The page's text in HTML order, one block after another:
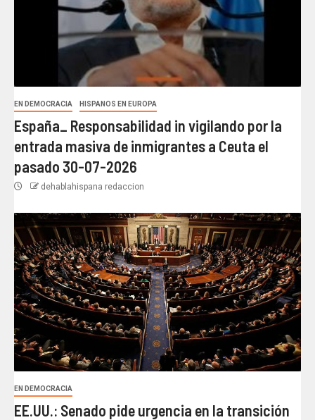
EN DEMOCRACIA HISPANOS EN EUROPA
España_ Responsabilidad in vigilando por la
entrada masiva de inmigrantes a Ceuta el
pasado 30-07-2026
dehablahispana redaccion
EN DEMOCRACIA
EE.UU.: Senado pide urgencia en la transición